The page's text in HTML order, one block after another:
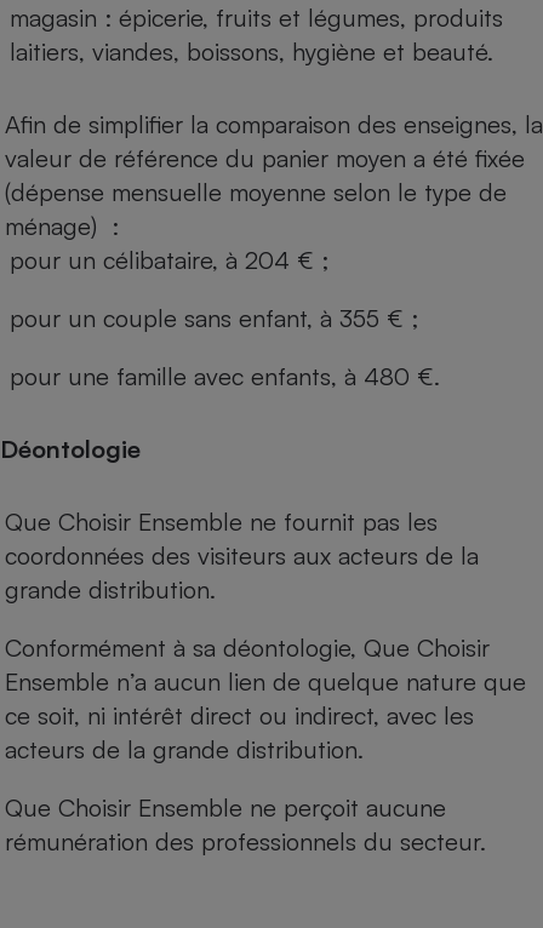
magasin : épicerie, fruits et légumes, produits
laitiers, viandes, boissons, hygiène et beauté.
Afin de simplifier la comparaison des enseignes, la
valeur de référence du panier moyen a été fixée
(dépense mensuelle moyenne selon le type de
ménage) :
pour un célibataire, à 204 € ;
pour un couple sans enfant, à 355 € ;
pour une famille avec enfants, à 480 €.
Déontologie
Que Choisir Ensemble ne fournit pas les
coordonnées des visiteurs aux acteurs de la
grande distribution.
Conformément à sa déontologie, Que Choisir
Ensemble n’a aucun lien de quelque nature que
ce soit, ni intérêt direct ou indirect, avec les
acteurs de la grande distribution.
Que Choisir Ensemble ne perçoit aucune
rémunération des professionnels du secteur.